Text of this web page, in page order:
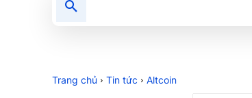
Trang chủ Tin tức Altcoin